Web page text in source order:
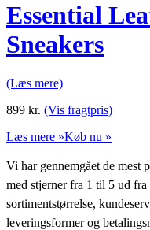
Essential
Sneakers
(Læs mere)
899 kr. (Vis fragtpris)
Læs mere »Køb nu »
Vi har gennemgået de mest
med stjerner fra 1 til 5 ud fra
sortimentstørrelse,
leveringsformer og